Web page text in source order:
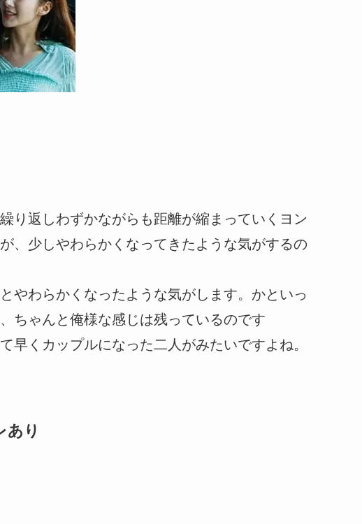
り返しわずかながらも距離が縮まっていくヨン
、少しやわらかくなってきたような気がするの
やわらかくなったような気がします。かといっ
ちゃんと俺様な感じは残っているのです
早くカップルになった二人がみたいですよね。
あり